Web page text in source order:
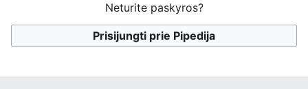
Neturite paskyros?
Prisijungti prie Pipedija